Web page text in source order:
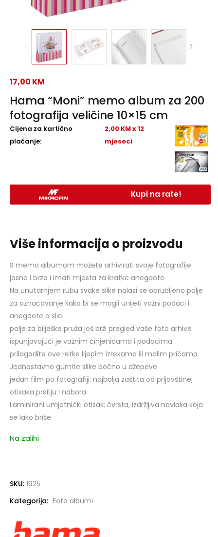
Hama “Moni” memo album za 200
fotografija veličine 10×15 cm
17,00 KM
Cijena za kartično
plaćanje:
2,00 KM x 12
mjeseci
Kupi na rate!
Više informacija o proizvodu
S memo albumom možete arhivirati svoje fotografije
jasno i brzo i imati mjesta za kratke anegdote
Na unutarnjem rubu svake slike nalazi se obrubljeno polje
za označavanje kako bi se mogli unijeti važni podaci i
anegdote o slici
polje za bilješke pruža još brži pregled vaše foto arhive
ispunjavajući je važnim činjenicama i podacima
prilagodite ove retke lijepim izrekama ili malim pričama
Jednostavno gurnite slike bočno u džepove
jedan film po fotografiji: najbolja zaštita od prljavštine,
otisaka prstiju i nabora
Laminirani umjetnički otisak: čvrsta, izdržljiva navlaka koja
se lako briše
Na zalihi
SKU: 1925
Kategorija: Foto albumi